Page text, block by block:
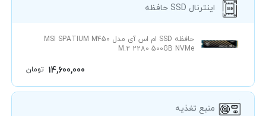
حافظه SSD اینترنال
14,600,000 تومان
حافظه SSD ام اس آی مدل MSI SPATIUM M450
M.2 2280 500GB NVMe
منبع تغذیه